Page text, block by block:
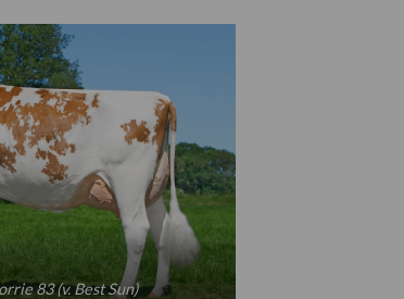
83 (v. Best Sun)